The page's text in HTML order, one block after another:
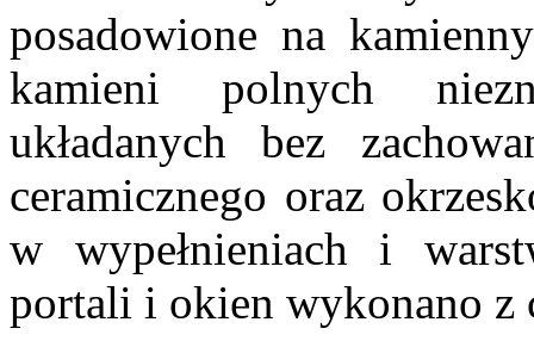
posadowione na
kamieni polnych
układanych bez
ceramicznego oraz
w wypełnieniach i
portali i okien wykonano z